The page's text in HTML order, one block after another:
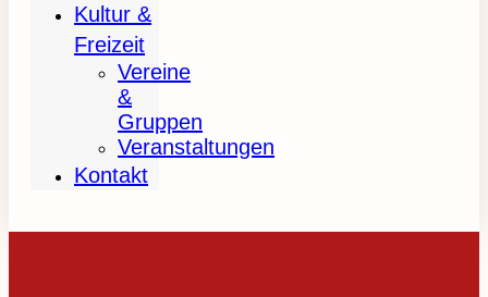
Kultur &
Freizeit
Vereine
&
Gruppen
Veranstaltungen
Kontakt